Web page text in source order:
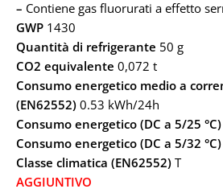
– Contiene gas fluorurati a effetto
GWP 1430
Quantità di refrigerante 50 g
CO2 equivalente 0,072 t
Consumo energetico medio a
(EN62552) 0.53 kWh/24h
Consumo energetico (DC a 5/25 °C)
Consumo energetico (DC a 5/32 °C)
Classe climatica (EN62552) T
AGGIUNTIVO